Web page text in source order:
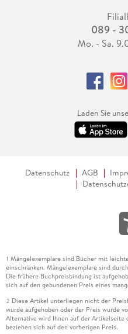
089 -
Mo. - Sa.
Laden Sie
Datenschutz AGB
1 Mängelexemplare sind Bücher mit
einschränken. Mängelexemplare sind
Die frühere Buchpreisbindung ist
sich auf den gebundenen Preis eines
2 Diese Artikel unterliegen nicht der
wurde aufgehoben oder der Preis wurde
Alternative wird Ihnen auf der Artikelseite
beziehen sich auf den vorherigen Preis.